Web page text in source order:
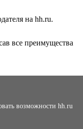
на hh.ru.
все преимущества
возможности hh.ru